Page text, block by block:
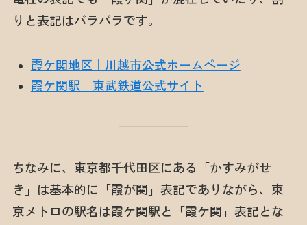
りと表記はバラバラです。
霞ケ関地区｜川越市公式ホームページ
霞ケ関駅｜東武鉄道公式サイト
ちなみに、東京都千代田区にある「かすみがせ
き」は基本的に「霞が関」表記でありながら、東
京メトロの駅名は霞ケ関駅と「霞ケ関」表記とな